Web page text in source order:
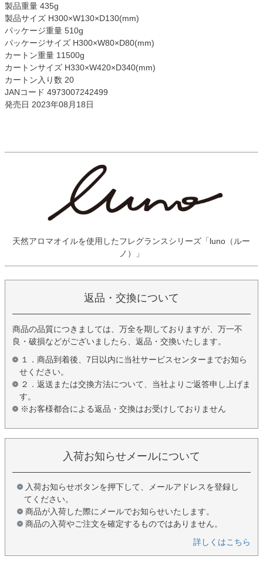
製品重量 435g
製品サイズ H300×W130×D130(mm)
パッケージ重量 510g
パッケージサイズ H300×W80×D80(mm)
カートン重量 11500g
カートンサイズ H330×W420×D340(mm)
カートン入り数 20
JANコード 4973007242499
発売日 2023年08月18日
天然アロマオイルを使用したフレグランスシリーズ「luno（ルー
ノ）」
返品・交換について
商品の品質につきましては、万全を期しておりますが、万一不
良・破損などがございましたら、返品・交換いたします。
１．商品到着後、7日以内に当社サービスセンターまでお知ら
せください。
２．返送または交換方法について、当社よりご返答申し上げま
す。
※お客様都合による返品・交換はお受けしておりません
入荷お知らせメールについて
入荷お知らせボタンを押下して、メールアドレスを登録し
てください。
商品が入荷した際にメールでお知らせいたします。
商品の入荷やご注文を確定するものではありません。
詳しくはこちら